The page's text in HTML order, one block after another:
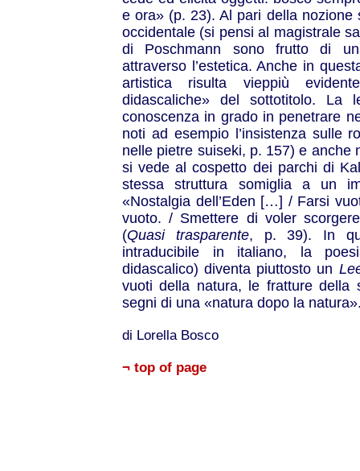
e ora» (p. 23). Al pari della nozione
occidentale (si pensi al magistrale
di Poschmann sono frutto di
attraverso l’estetica. Anche in
artistica risulta vieppiù
didascaliche» del sottotitolo. La
conoscenza in grado in penetrare
noti ad esempio l’insistenza sulle
nelle pietre suiseki, p. 157) e anche
si vede al cospetto dei parchi di
stessa struttura somiglia a un
«Nostalgia dell’Eden […] / Farsi
vuoto. / Smettere di voler
(Quasi trasparente, p. 39). In
intraducibile in italiano, la
didascalico) diventa piuttosto un
vuoti della natura, le fratture della
segni di una «natura dopo la
di Lorella Bosco
¬ top of page